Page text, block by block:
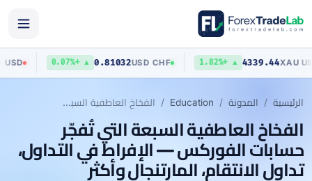
4339.44
▲ +1.82%
USD
0.81032
▲ +0.07%
AUD
الرئيسية المدونة Education الفخاخ العاطفية السبعة التي تُفجّر حسابات الفوركس — الإفراط في التداول، تداول الانتقام، المارتنجال وأكثر
الفخاخ العاطفية السبعة التي تُفجّر
حسابات الفوركس — الإفراط في التداول،
تداول الانتقام، المارتنجال وأكثر